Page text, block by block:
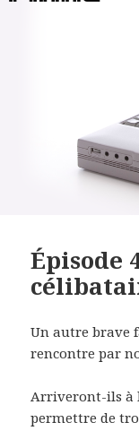
Épisode
Un autre brave
rencontre par
Arriveront-ils à
permettre de